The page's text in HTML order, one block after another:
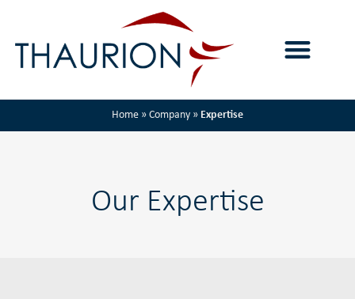
Home » Company » Expertise
Our Expertise